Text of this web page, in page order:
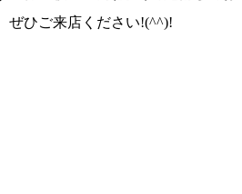
ぜひご来店ください!(^^)!